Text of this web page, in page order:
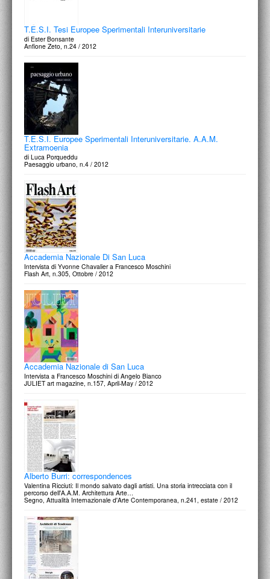
T.E.S.I. Tesi Europee Sperimentali Interuniversitarie
di Ester Bonsante
Anfione Zeto, n.24 / 2012
T.E.S.I. Europee Sperimentali Interuniversitarie. A.A.M.
Extramoenia
di Luca Porqueddu
Paesaggio urbano, n.4 / 2012
Accademia Nazionale Di San Luca
Intervista di Yvonne Chavalier a Francesco Moschini
Flash Art, n.305, Ottobre / 2012
Accademia Nazionale di San Luca
Intervista a Francesco Moschini di Angelo Bianco
JULIET art magazine, n.157, April-May / 2012
Alberto Burri: correspondences
Valentina Ricciuti: Il mondo salvato dagli artisti. Una storia intrecciata con il
percorso dell'A.A.M. Architettura Arte…
Segno, Attualità Internazionale d'Arte Contemporanea, n.241, estate / 2012